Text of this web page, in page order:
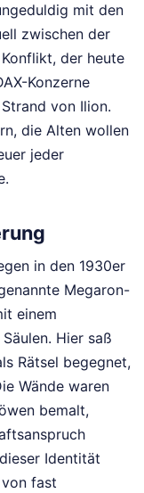
mit den
zwischen der
der heute
Konzerne
von Ilion.
die Alten wollen
jeder
in den 1930er
Megaron-
einem
Hier saß
Rätsel begegnet,
Wände waren
bemalt,
Identität
fast